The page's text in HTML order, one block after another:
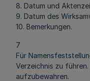
8. Datum und
9. Datum des
10. Bemerkungen.
7
Für
Verzeichnis zu
aufzubewahren.